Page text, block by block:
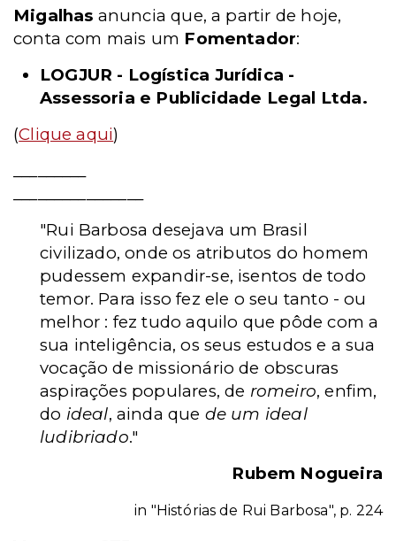
Migalhas anuncia que, a partir de hoje,
conta com mais um Fomentador:
LOGJUR - Logística Jurídica -
Assessoria e Publicidade Legal Ltda.
(Clique aqui)
"Rui Barbosa desejava um Brasil
civilizado, onde os atributos do homem
pudessem expandir-se, isentos de todo
temor. Para isso fez ele o seu tanto - ou
melhor : fez tudo aquilo que pôde com a
sua inteligência, os seus estudos e a sua
vocação de missionário de obscuras
aspirações populares, de romeiro, enfim,
do ideal, ainda que de um ideal
ludibriado."
Rubem Nogueira
in "Histórias de Rui Barbosa", p. 224